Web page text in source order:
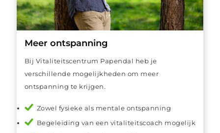
Meer ontspanning
Bij Vitaliteitscentrum Papendal heb je
verschillende mogelijkheden om meer
ontspanning te krijgen.
Zowel fysieke als mentale ontspanning
Begeleiding van een vitaliteitscoach mogelijk